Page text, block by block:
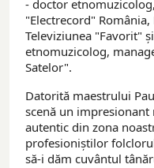
- doctor
"Electrecord"
Televiziunea "Favorit"
etnomuzicolog,
Satelor".
Datorită maestrului
scenă un
autentic din zona
profesioniștilor
să-i dăm cuvântul